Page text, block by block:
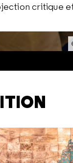
critique